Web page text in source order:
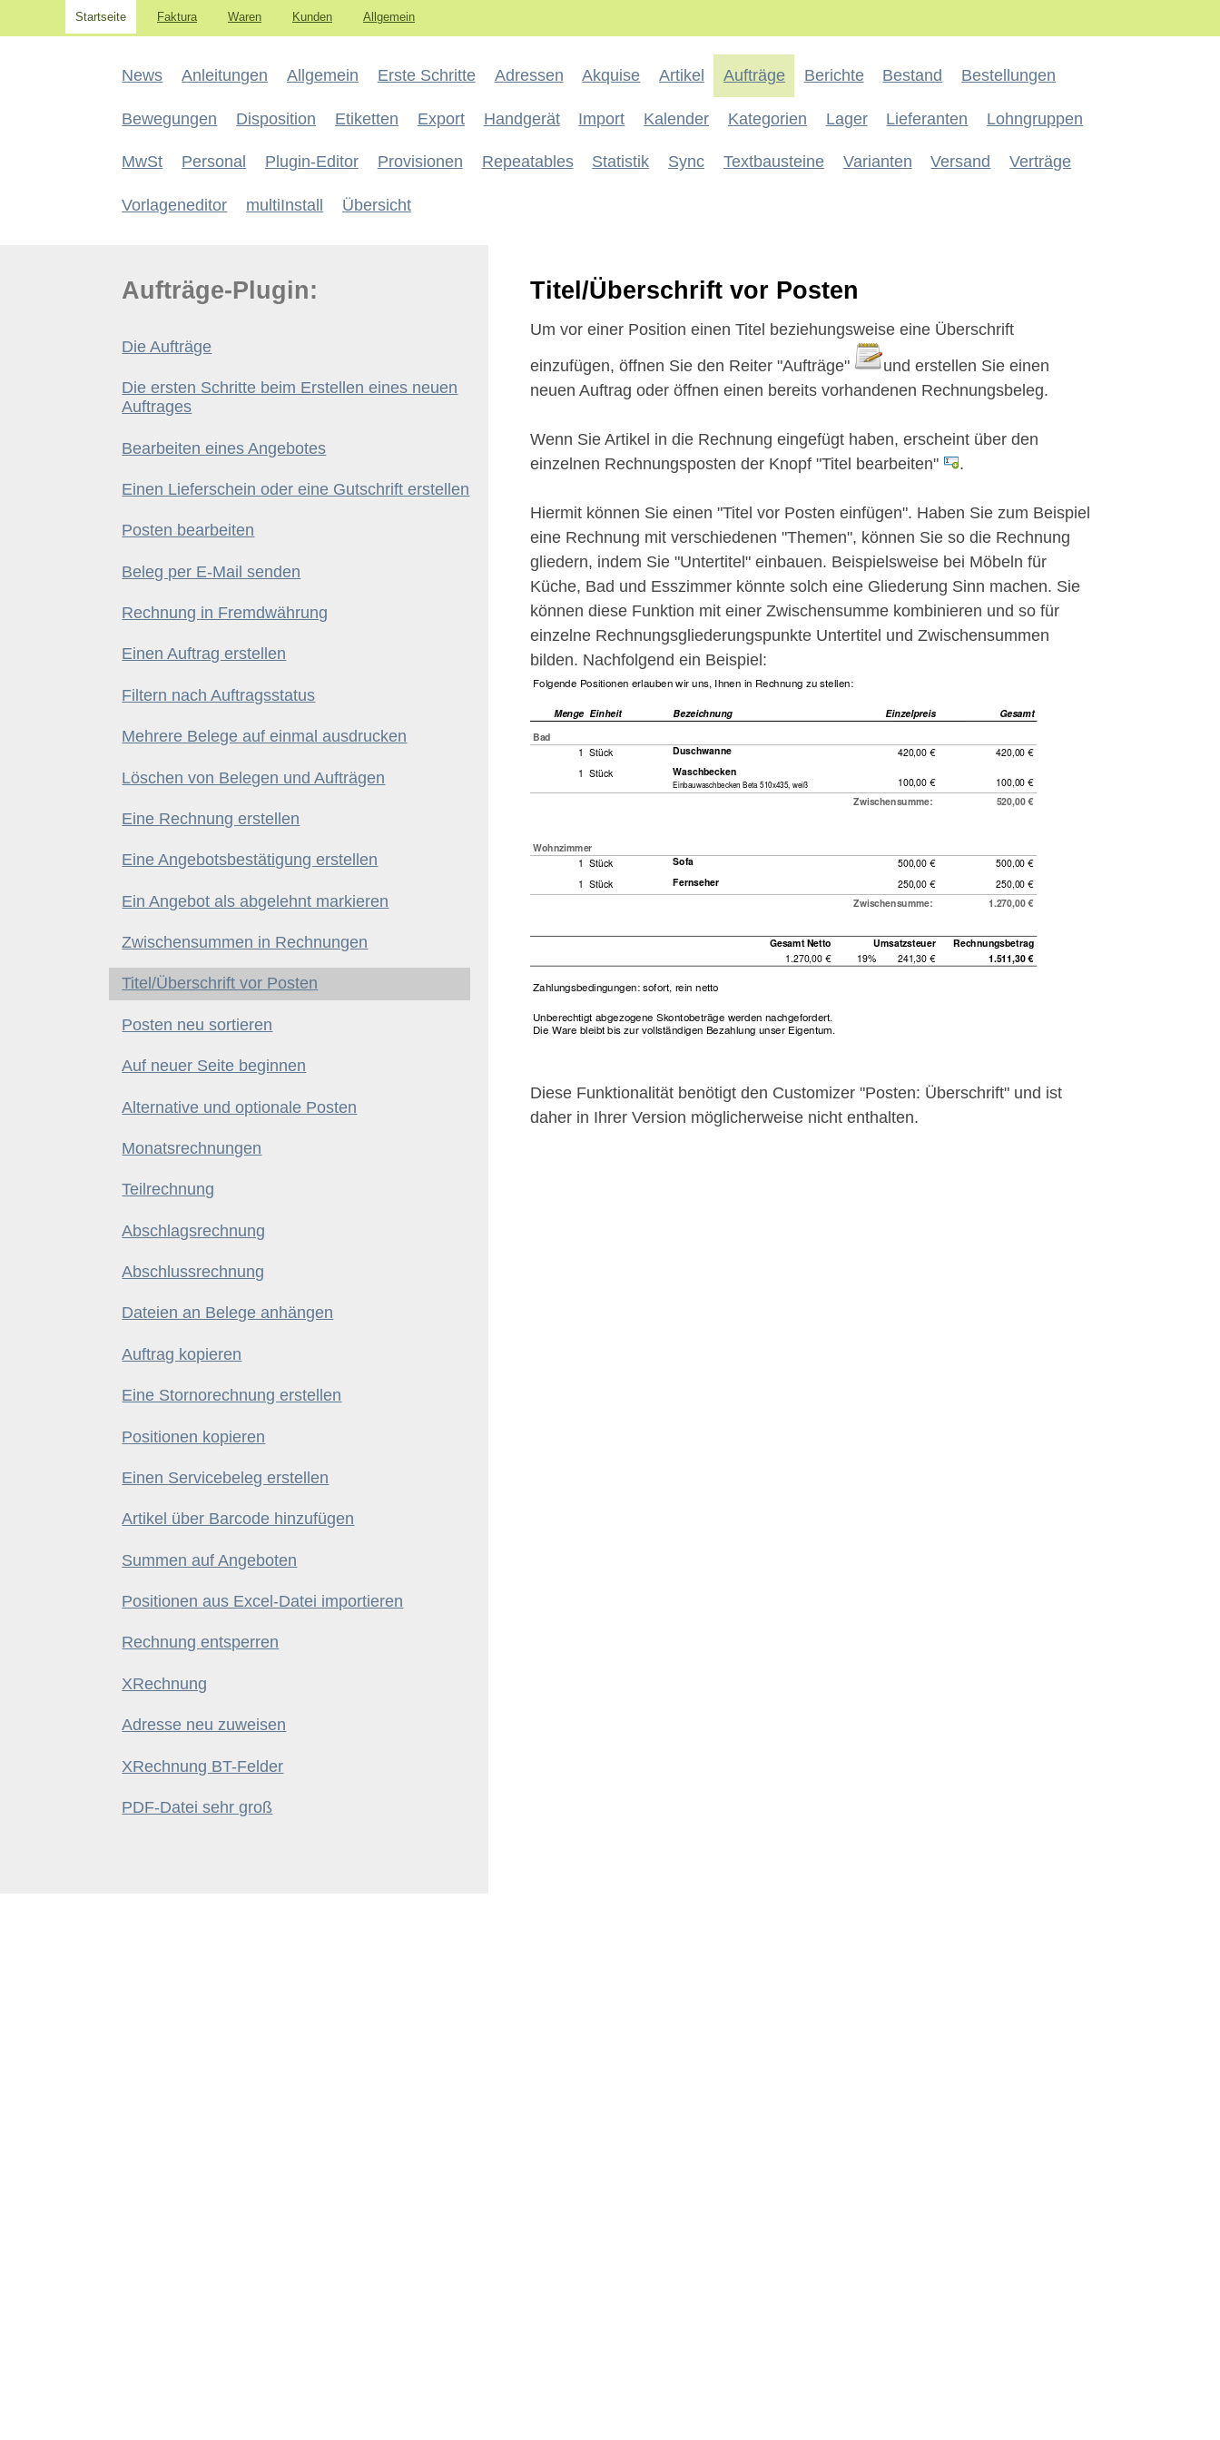
Startseite Faktura Waren Kunden Allgemein
News Anleitungen Allgemein Erste Schritte Adressen Akquise Artikel Aufträge Berichte Bestand Bestellungen
Bewegungen Disposition Etiketten Export Handgerät Import Kalender Kategorien Lager Lieferanten Lohngruppen
MwSt Personal Plugin-Editor Provisionen Repeatables Statistik Sync Textbausteine Varianten Versand Verträge
Vorlageneditor multiInstall Übersicht
Aufträge-Plugin:
Die Aufträge
Die ersten Schritte beim Erstellen eines neuen
Auftrages
Bearbeiten eines Angebotes
Einen Lieferschein oder eine Gutschrift erstellen
Posten bearbeiten
Beleg per E-Mail senden
Rechnung in Fremdwährung
Einen Auftrag erstellen
Filtern nach Auftragsstatus
Mehrere Belege auf einmal ausdrucken
Löschen von Belegen und Aufträgen
Eine Rechnung erstellen
Eine Angebotsbestätigung erstellen
Ein Angebot als abgelehnt markieren
Zwischensummen in Rechnungen
Titel/Überschrift vor Posten
Posten neu sortieren
Auf neuer Seite beginnen
Alternative und optionale Posten
Monatsrechnungen
Teilrechnung
Abschlagsrechnung
Abschlussrechnung
Dateien an Belege anhängen
Auftrag kopieren
Eine Stornorechnung erstellen
Positionen kopieren
Einen Servicebeleg erstellen
Artikel über Barcode hinzufügen
Summen auf Angeboten
Positionen aus Excel-Datei importieren
Rechnung entsperren
XRechnung
Adresse neu zuweisen
XRechnung BT-Felder
PDF-Datei sehr groß
Titel/Überschrift vor Posten
Um vor einer Position einen Titel beziehungsweise eine Überschrift
einzufügen, öffnen Sie den Reiter "Aufträge"
und erstellen Sie einen
neuen Auftrag oder öffnen einen bereits vorhandenen Rechnungsbeleg.
Wenn Sie Artikel in die Rechnung eingefügt haben, erscheint über den
einzelnen Rechnungsposten der Knopf "Titel bearbeiten"
.
Hiermit können Sie einen "Titel vor Posten einfügen". Haben Sie zum Beispiel
eine Rechnung mit verschiedenen "Themen", können Sie so die Rechnung
gliedern, indem Sie "Untertitel" einbauen. Beispielsweise bei Möbeln für
Küche, Bad und Esszimmer könnte solch eine Gliederung Sinn machen. Sie
können diese Funktion mit einer Zwischensumme kombinieren und so für
einzelne Rechnungsgliederungspunkte Untertitel und Zwischensummen
bilden. Nachfolgend ein Beispiel:
Diese Funktionalität benötigt den Customizer "Posten: Überschrift" und ist
daher in Ihrer Version möglicherweise nicht enthalten.